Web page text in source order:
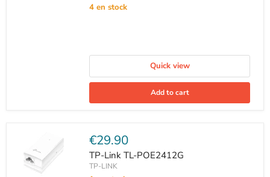
4 en stock
Quick view
Add to cart
Current
price
€29.90
TP-Link TL-POE2412G
TP-LINK